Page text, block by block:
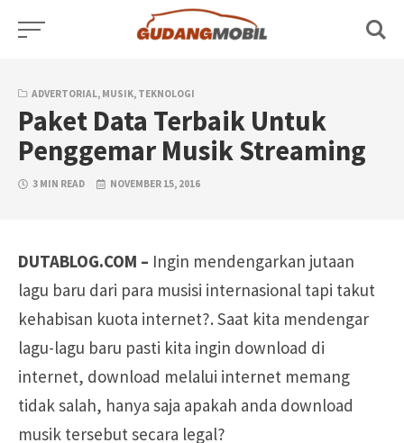
ADVERTORIAL, MUSIK, TEKNOLOGI
Paket Data Terbaik Untuk
Penggemar Musik Streaming
3 MIN READ NOVEMBER 15, 2016
DUTABLOG.COM – Ingin mendengarkan jutaan
lagu baru dari para musisi internasional tapi takut
kehabisan kuota internet?. Saat kita mendengar
lagu-lagu baru pasti kita ingin download di
internet, download melalui internet memang
tidak salah, hanya saja apakah anda download
musik tersebut secara legal?